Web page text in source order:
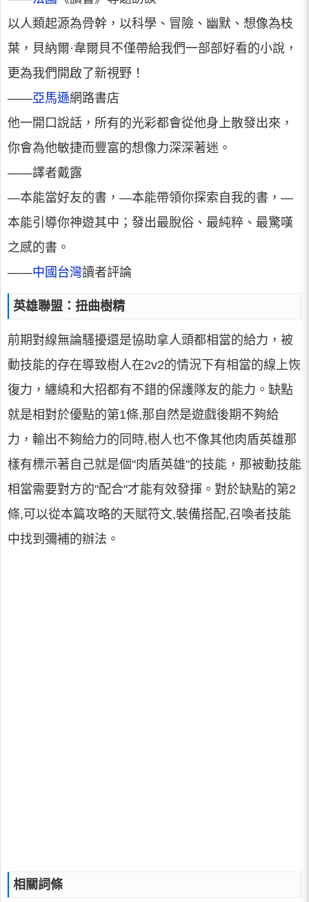
以人類起源為骨幹，以科學、冒險、幽默、想像為枝
葉，貝納爾·韋爾貝不僅帶給我們一部部好看的小說，
更為我們開啟了新視野！
——亞馬遜網路書店
他一開口說話，所有的光彩都會從他身上散發出來，
你會為他敏捷而豐富的想像力深深著迷。
——譯者戴露
—本能當好友的書，—本能帶領你探索自我的書，—
本能引導你神遊其中；發出最脫俗、最純粹、最驚嘆
之感的書。
——中國台灣讀者評論
英雄聯盟：扭曲樹精
前期對線無論騷擾還是協助拿人頭都相當的給力，被
動技能的存在導致樹人在2v2的情況下有相當的線上恢
復力，纏繞和大招都有不錯的保護隊友的能力。缺點
就是相對於優點的第1條,那自然是遊戲後期不夠給
力，輸出不夠給力的同時,樹人也不像其他肉盾英雄那
樣有標示著自己就是個"肉盾英雄"的技能，那被動技能
相當需要對方的"配合"才能有效發揮。對於缺點的第2
條,可以從本篇攻略的天賦符文,裝備搭配,召喚者技能
中找到彌補的辦法。
相關詞條